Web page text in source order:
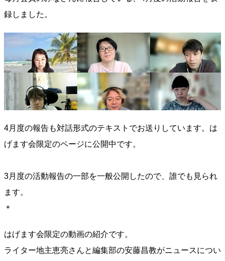
録しました。
4月度の報告も対話形式のテキストでお送りしています。は
げます会限定のページに公開中です。
3月度の活動報告の一部を一般公開したので、誰でも見られ
ます。
＊
はげます会限定の動画の紹介です。
ライター地主恵亮さんと編集部の安藤昌教がニュースについ